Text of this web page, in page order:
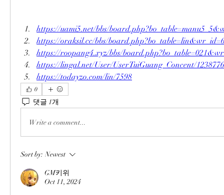
https://uami5.net/bbs/
https://oraksil.cc/bbs/
https://roopang4.xyz/bbs/
https://lingal.net/User/UserTuiGuang_Concent/1238776
https://todayzo.com/lin/7598
0
댓글 1개
Write a comment...
Sort by: Newest
GM키위
Oct 11, 2024